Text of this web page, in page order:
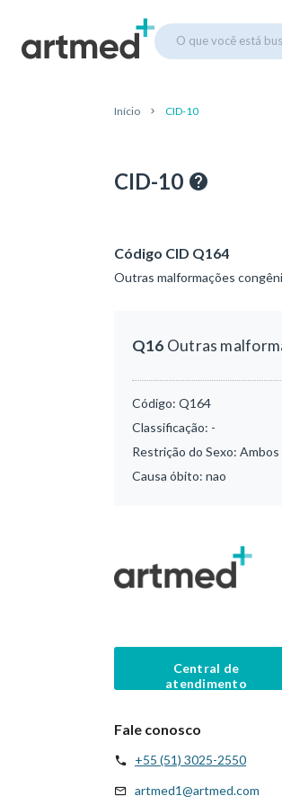
O que você está
Início CID-10
CID-10
Código CID Q164
Outras malformações
Q16 Outras
Código: Q164
Classificação: -
Restrição do Sexo: Ambos
Causa óbito: nao
Central de
atendimento
Fale conosco
+55 (51) 3025-2550
artmed1@artmed.com